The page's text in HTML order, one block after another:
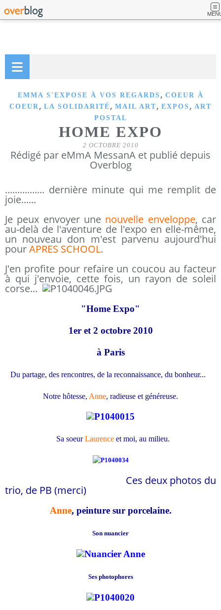
EMMA S'EXPOSE À VOS REGARDS , COEUR À
COEUR , LA SOLIDARITÉ , MAIL ART , EXPOS , ART
POSTAL
HOME EXPO
2 OCTOBRE 2010
Rédigé par eMmA MessanA et publié depuis
Overblog
................ dernière minute qui me remplit de
joie......
Je peux envoyer une nouvelle enveloppe, car
au-delà de l'aventure de l'expo en elle-même,
un nouveau don m'est parvenu aujourd'hui
pourAPRES SCHOOL.
J'en profite pour refaire un coucou au facteur
à qui j'envoie, cette fois, un rayon de soleil
corse...
"Home Expo"
1er et 2 octobre 2010
à Paris
Du partage, des rencontres, de la reconnaissance, du bonheur...
Notre hôtesse, Anne, radieuse et généreuse.
Sa soeurLaurence et moi, au milieu.
Ces deux photos du
trio, de PB (merci)
Anne, peinture sur porcelaine.
Son nuancier
Ses photophores